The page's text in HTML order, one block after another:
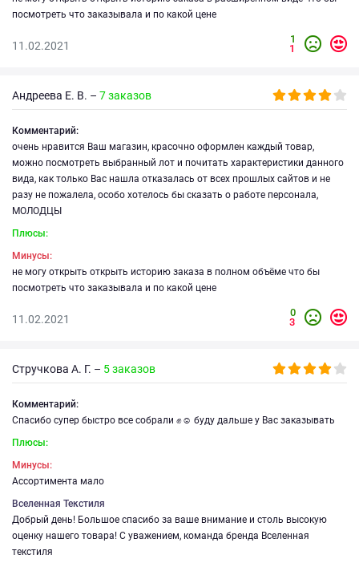
посмотреть что заказывала и по какой цене
11.02.2021
1
1
Андреева Е. В. – 7 заказов
Комментарий:
очень нравится Ваш магазин, красочно оформлен каждый товар,
можно посмотреть выбранный лот и почитать характеристики данного
вида, как только Вас нашла отказалась от всех прошлых сайтов и не
разу не пожалела, особо хотелось бы сказать о работе персонала,
МОЛОДЦЫ
Плюсы:
Минусы:
не могу открыть открыть историю заказа в полном объёме что бы
посмотреть что заказывала и по какой цене
11.02.2021
0
3
Стручкова А. Г. – 5 заказов
Комментарий:
Спасибо супер быстро все собрали ✊☺️ буду дальше у Вас заказывать
Плюсы:
Минусы:
Ассортимента мало
Вселенная Текстиля
Добрый день! Большое спасибо за ваше внимание и столь высокую
оценку нашего товара! С уважением, команда бренда Вселенная
текстиля